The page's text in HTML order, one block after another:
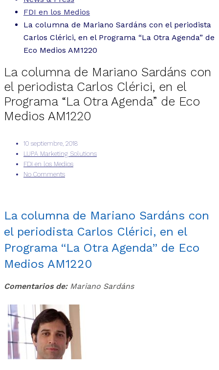
FDI en los Medios
La columna de Mariano Sardáns con el periodista
Carlos Clérici, en el Programa “La Otra Agenda” de
Eco Medios AM1220
La columna de Mariano Sardáns con
el periodista Carlos Clérici, en el
Programa “La Otra Agenda” de Eco
Medios AM1220
10 septiembre, 2018
LUPA Marketing Solutions
FDI en los Medios
No Comments
La columna de Mariano Sardáns con
el periodista Carlos Clérici, en el
Programa “La Otra Agenda” de Eco
Medios AM1220
Comentarios de:Mariano Sardáns